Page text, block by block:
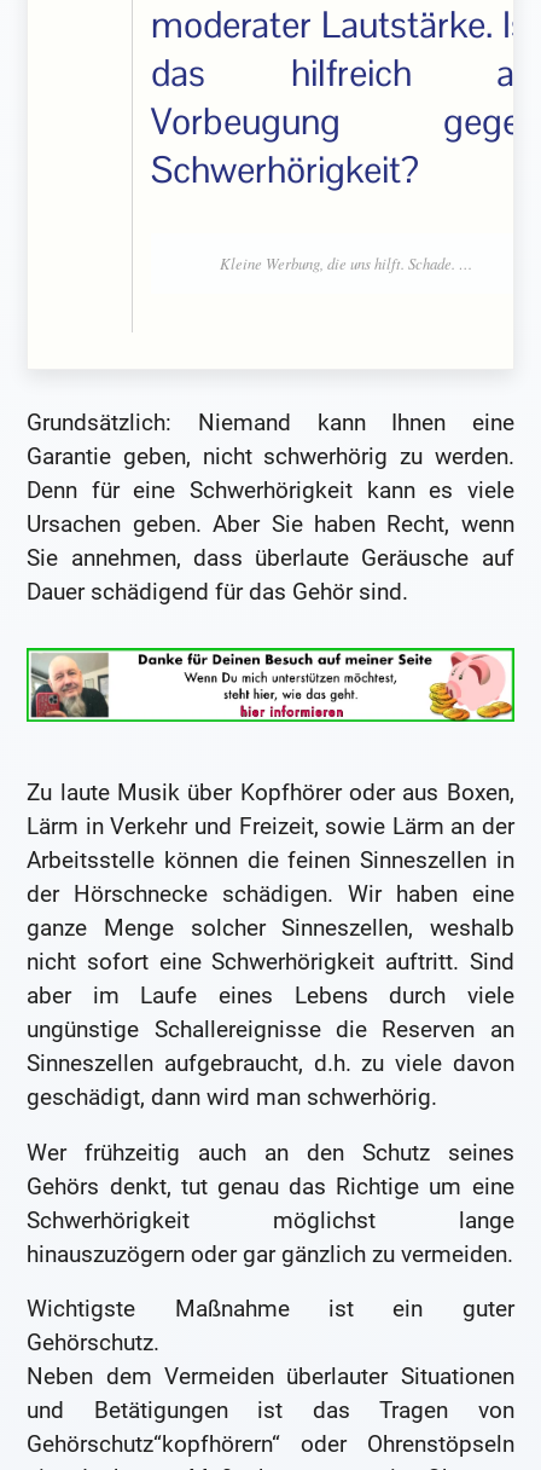
moderater Lautstärke. Ist
das hilfreich als
Vorbeugung gegen
Schwerhörigkeit?
Grundsätzlich: Niemand kann Ihnen eine
Garantie geben, nicht schwerhörig zu werden.
Denn für eine Schwerhörigkeit kann es viele
Ursachen geben. Aber Sie haben Recht, wenn
Sie annehmen, dass überlaute Geräusche auf
Dauer schädigend für das Gehör sind.
Zu laute Musik über Kopfhörer oder aus Boxen,
Lärm in Verkehr und Freizeit, sowie Lärm an der
Arbeitsstelle können die feinen Sinneszellen in
der Hörschnecke schädigen. Wir haben eine
ganze Menge solcher Sinneszellen, weshalb
nicht sofort eine Schwerhörigkeit auftritt. Sind
aber im Laufe eines Lebens durch viele
ungünstige Schallereignisse die Reserven an
Sinneszellen aufgebraucht, d.h. zu viele davon
geschädigt, dann wird man schwerhörig.
Wer frühzeitig auch an den Schutz seines
Gehörs denkt, tut genau das Richtige um eine
Schwerhörigkeit möglichst lange
hinauszuzögern oder gar gänzlich zu vermeiden.
Wichtigste Maßnahme ist ein guter
Gehörschutz.
Neben dem Vermeiden überlauter Situationen
und Betätigungen ist das Tragen von
Gehörschutz“kopfhörern“ oder Ohrenstöpseln